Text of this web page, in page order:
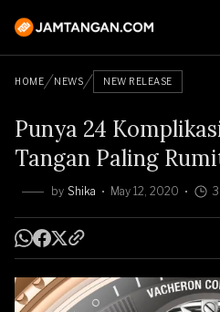
HOME NEWS NEW RELEASE
Punya 24
Tangan Paling
by Shika May 12, 2020